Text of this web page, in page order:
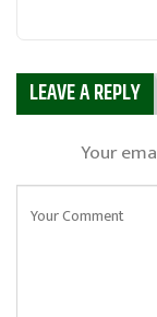
LEAVE A REPLY
Your